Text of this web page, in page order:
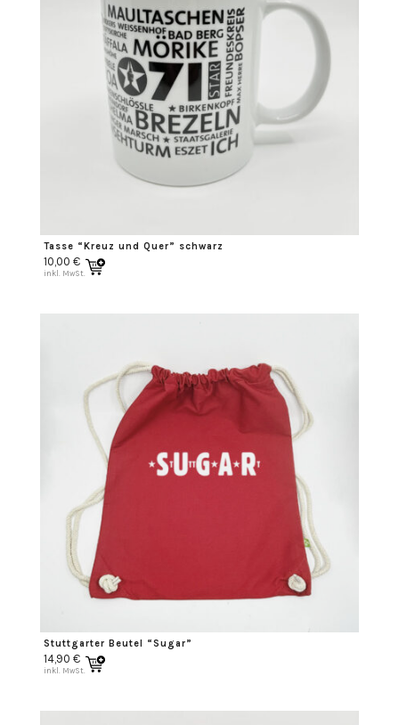
Tasse “Kreuz und Quer” schwarz
10,00 €
inkl. MwSt.
Stuttgarter Beutel “Sugar”
14,90 €
inkl. MwSt.